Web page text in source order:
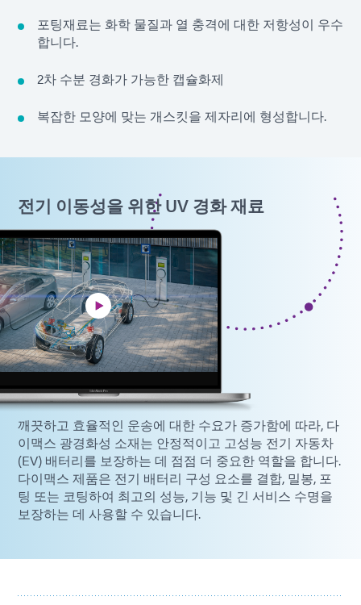
포팅재료는 화학 물질과 열 충격에 대한 저항성이 우수
합니다.
2차 수분 경화가 가능한 캡슐화제
복잡한 모양에 맞는 개스킷을 제자리에 형성합니다.
전기 이동성을 위한 UV 경화 재료
깨끗하고 효율적인 운송에 대한 수요가 증가함에 따라, 다
이맥스 광경화성 소재는 안정적이고 고성능 전기 자동차
(EV) 배터리를 보장하는 데 점점 더 중요한 역할을 합니다.
다이맥스 제품은 전기 배터리 구성 요소를 결합, 밀봉, 포
팅 또는 코팅하여 최고의 성능, 기능 및 긴 서비스 수명을
보장하는 데 사용할 수 있습니다.